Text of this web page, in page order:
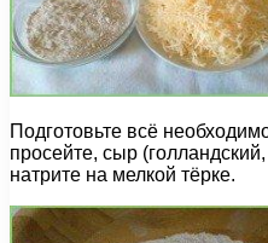
Подготовьте всё
просейте, сыр
натрите на мелкой тёрке.